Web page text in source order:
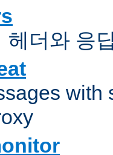
헤더와 응
with